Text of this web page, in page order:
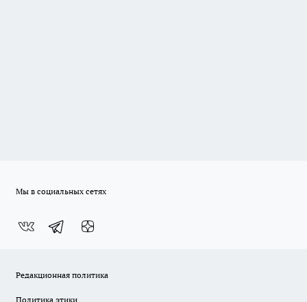
Мы в социальных сетях
Редакционная политика
Политика этики